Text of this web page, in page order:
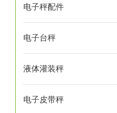
电子秤配件
电子台秤
液体灌装秤
电子皮带秤